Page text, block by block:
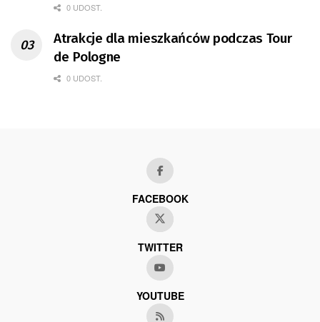
0 UDOST.
Atrakcje dla mieszkańców podczas Tour
de Pologne
0 UDOST.
FACEBOOK
TWITTER
YOUTUBE